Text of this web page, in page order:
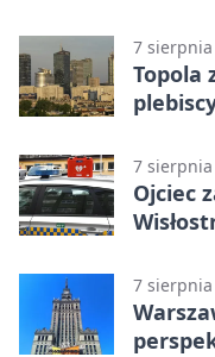
7
Topola
7
Ojciec
7